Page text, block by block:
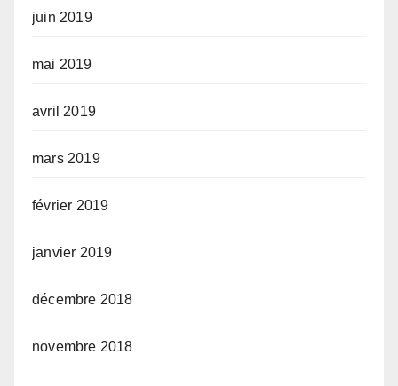
juin 2019
mai 2019
avril 2019
mars 2019
février 2019
janvier 2019
décembre 2018
novembre 2018